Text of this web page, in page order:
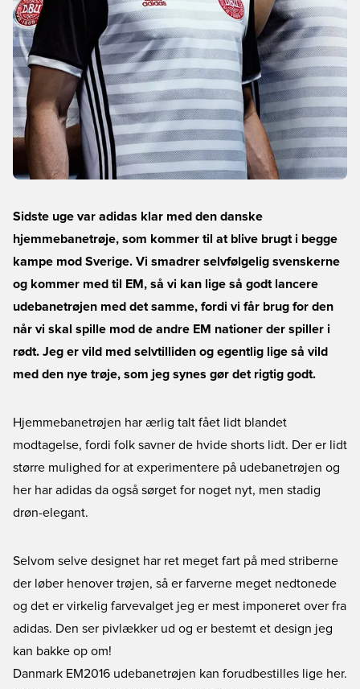
Sidste uge var adidas klar med den danske
hjemmebanetrøje, som kommer til at blive brugt i begge
kampe mod Sverige. Vi smadrer selvfølgelig svenskerne
og kommer med til EM, så vi kan lige så godt lancere
udebanetrøjen med det samme, fordi vi får brug for den
når vi skal spille mod de andre EM nationer der spiller i
rødt. Jeg er vild med selvtilliden og egentlig lige så vild
med den nye trøje, som jeg synes gør det rigtig godt.
Hjemmebanetrøjen har ærlig talt fået lidt blandet
modtagelse, fordi folk savner de hvide shorts lidt. Der er lidt
større mulighed for at experimentere på udebanetrøjen og
her har adidas da også sørget for noget nyt, men stadig
drøn-elegant.
Selvom selve designet har ret meget fart på med striberne
der løber henover trøjen, så er farverne meget nedtonede
og det er virkelig farvevalget jeg er mest imponeret over fra
adidas. Den ser pivlækker ud og er bestemt et design jeg
kan bakke op om!
Danmark EM2016 udebanetrøjen kan forudbestilles lige her.